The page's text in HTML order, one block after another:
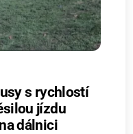
s rychlostí
jízdu
dálnici